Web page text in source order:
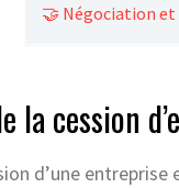
🤝 Négociation
la cession
d’une